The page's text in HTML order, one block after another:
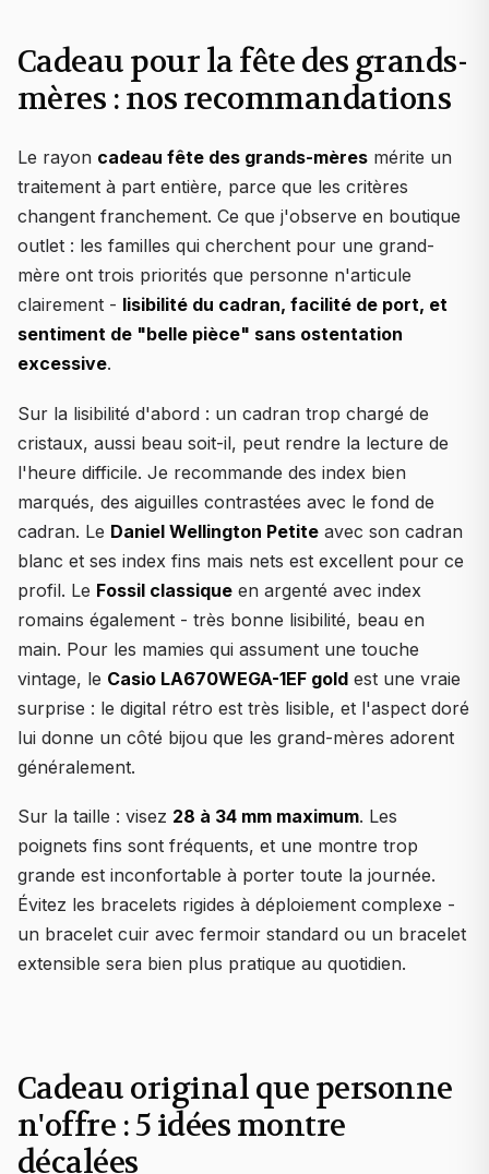
Cadeau pour la fête des grands-
mères : nos recommandations
Le rayon cadeau fête des grands-mères mérite un
traitement à part entière, parce que les critères
changent franchement. Ce que j'observe en boutique
outlet : les familles qui cherchent pour une grand-
mère ont trois priorités que personne n'articule
clairement - lisibilité du cadran, facilité de port, et
sentiment de "belle pièce" sans ostentation
excessive.
Sur la lisibilité d'abord : un cadran trop chargé de
cristaux, aussi beau soit-il, peut rendre la lecture de
l'heure difficile. Je recommande des index bien
marqués, des aiguilles contrastées avec le fond de
cadran. Le Daniel Wellington Petite avec son cadran
blanc et ses index fins mais nets est excellent pour ce
profil. Le Fossil classique en argenté avec index
romains également - très bonne lisibilité, beau en
main. Pour les mamies qui assument une touche
vintage, le Casio LA670WEGA-1EF gold est une vraie
surprise : le digital rétro est très lisible, et l'aspect doré
lui donne un côté bijou que les grand-mères adorent
généralement.
Sur la taille : visez 28 à 34 mm maximum. Les
poignets fins sont fréquents, et une montre trop
grande est inconfortable à porter toute la journée.
Évitez les bracelets rigides à déploiement complexe -
un bracelet cuir avec fermoir standard ou un bracelet
extensible sera bien plus pratique au quotidien.
Cadeau original que personne
n'offre : 5 idées montre
décalées